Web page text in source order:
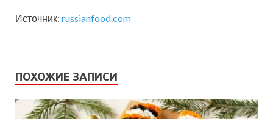
Источник: russianfood.com
ПОХОЖИЕ ЗАПИСИ